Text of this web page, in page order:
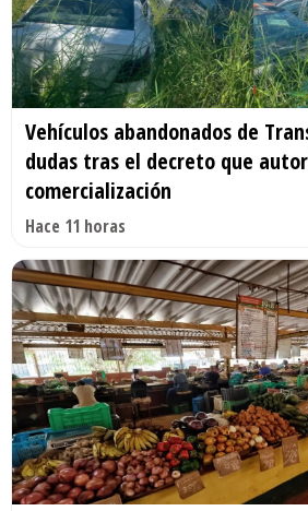
Vehículos abandonados de
dudas tras el decreto que
comercialización
Hace 11 horas